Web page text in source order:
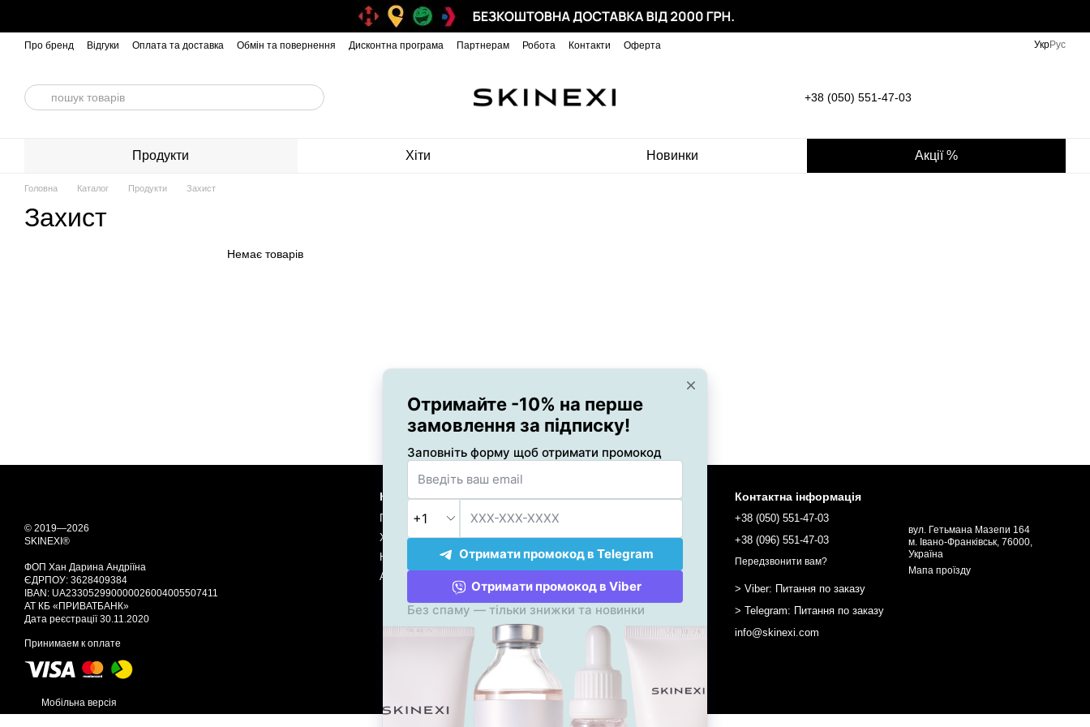
Про бренд Відгуки Оплата та доставка Обмін та повернення Дисконтна програма Партнерам Робота Контакти Оферта УкрРус
+38 (050) 551-47-03
Продукти Хіти Новинки Акції %
Головна Каталог Продукти Захист
Захист
Немає товарів
© 2019—2026
SKINEXI®
ФОП Хан Дарина Андріїна
ЄДРПОУ: 3628409384
IBAN: UA233052990000026004005507411
АТ КБ «ПРИВАТБАНК»
Дата реєстрації 30.11.2020
Принимаем к оплате
Мобільна версія
Каталог
Продукти
Хіти
Новинки
Акції %
Клієнтам
Вхід до кабінету
Про бренд
Відгуки
Обмін та повернення
Дисконтна програма
Партнерам
Контакти
Оферта
Контактна інформація
+38 (050) 551-47-03
+38 (096) 551-47-03
Передзвонити вам?
> Viber: Питання по заказу
> Telegram: Питання по заказу
info@skinexi.com
вул. Гетьмана Мазепи 164
м. Івано-Франківськ, 76000,
Україна
Мапа проїзду